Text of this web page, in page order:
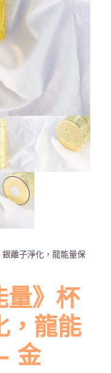
離子淨化，龍能量保
量》杯
，龍能
金